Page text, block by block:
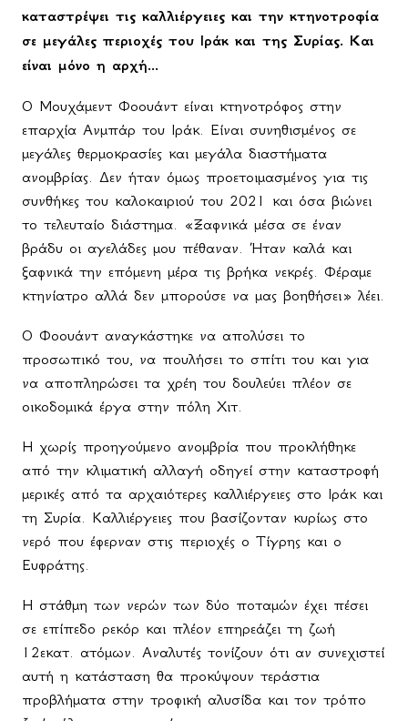
καταστρέψει τις καλλιέργειες και την κτηνοτροφία
σε μεγάλες περιοχές του Ιράκ και της Συρίας. Και
είναι μόνο η αρχή...
Ο Μουχάμεντ Φοουάντ είναι κτηνοτρόφος στην
επαρχία Ανμπάρ του Ιράκ. Είναι συνηθισμένος σε
μεγάλες θερμοκρασίες και μεγάλα διαστήματα
ανομβρίας. Δεν ήταν όμως προετοιμασμένος για τις
συνθήκες του καλοκαιριού του 2021 και όσα βιώνει
το τελευταίο διάστημα. «Ξαφνικά μέσα σε έναν
βράδυ οι αγελάδες μου πέθαναν. Ήταν καλά και
ξαφνικά την επόμενη μέρα τις βρήκα νεκρές. Φέραμε
κτηνίατρο αλλά δεν μπορούσε να μας βοηθήσει» λέει.
Ο Φοουάντ αναγκάστηκε να απολύσει το
προσωπικό του, να πουλήσει το σπίτι του και για
να αποπληρώσει τα χρέη του δουλεύει πλέον σε
οικοδομικά έργα στην πόλη Χιτ.
Η χωρίς προηγούμενο ανομβρία που προκλήθηκε
από την κλιματική αλλαγή οδηγεί στην καταστροφή
μερικές από τα αρχαιότερες καλλιέργειες στο Ιράκ και
τη Συρία. Καλλιέργειες που βασίζονταν κυρίως στο
νερό που έφερναν στις περιοχές ο Τίγρης και ο
Ευφράτης.
Η στάθμη των νερών των δύο ποταμών έχει πέσει
σε επίπεδο ρεκόρ και πλέον επηρεάζει τη ζωή
12εκατ. ατόμων. Αναλυτές τονίζουν ότι αν συνεχιστεί
αυτή η κατάσταση θα προκύψουν τεράστια
προβλήματα στην τροφική αλυσίδα και τον τρόπο